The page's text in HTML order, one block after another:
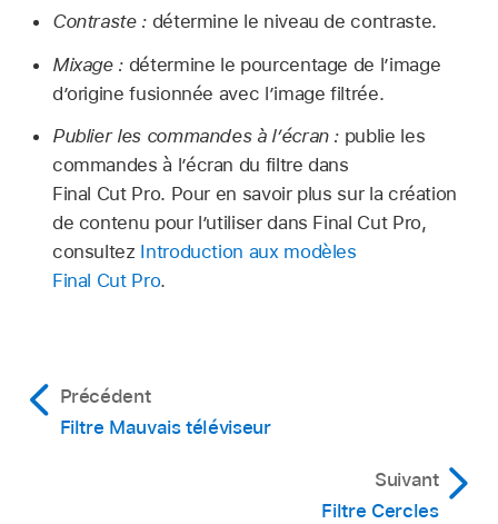
Contraste :détermine le niveau de contraste.
Mixage : détermine le pourcentage de l’image
d’origine fusionnée avec l’image filtrée.
Publier les commandes à l’écran : publie les
commandes à l’écran du filtre dans
Final Cut Pro. Pour en savoir plus sur la création
de contenu pour l’utiliser dans Final Cut Pro,
consultez Introduction aux modèles
Final Cut Pro.
Précédent
Filtre Mauvais téléviseur
Suivant
Filtre Cercles